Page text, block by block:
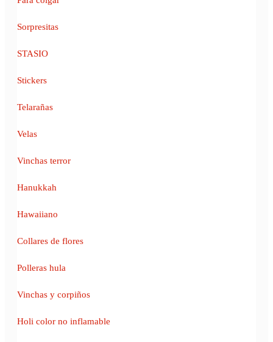
Sorpresitas
STASIO
Stickers
Telarañas
Velas
Vinchas terror
Hanukkah
Hawaiiano
Collares de flores
Polleras hula
Vinchas y corpiños
Holi color no inflamable